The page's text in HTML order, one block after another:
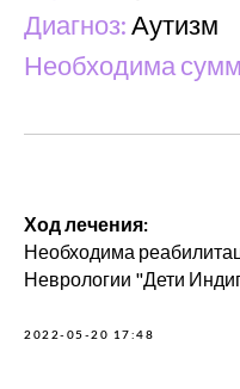
Диагноз:Аутизм
Необходима
Ход лечения:
Необходима
Неврологии "Дети
2022-05-20 17:48